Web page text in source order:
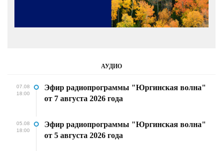
АУДИО
07.08
18:00
Эфир радиопрограммы "Юргинская волна"
от 7 августа 2026 года
05.08
18:00
Эфир радиопрограммы "Юргинская волна"
от 5 августа 2026 года